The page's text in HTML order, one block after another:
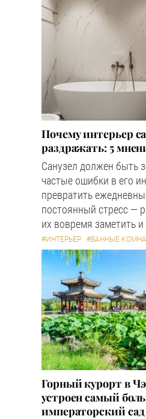
Почему интерьер
раздражать: 5
Санузел должен быть
частые ошибки в его
превратить
постоянный стресс —
их вовремя заметить и
#ИНТЕРЬЕР #ВАННЫЕ
Горный курорт в
устроен самый
императорский